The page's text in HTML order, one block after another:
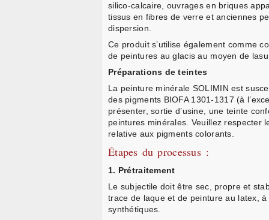
silico-calcaire, ouvrages en briques
tissus en fibres de verre et anciennes
dispersion.
Ce produit s’utilise également comme
de peintures au glacis au moyen de
Préparations de teintes
La peinture minérale SOLIMIN est
des pigments BIOFA 1301-1317 (à
présenter, sortie d’usine, une teinte
peintures minérales. Veuillez respecter
relative aux pigments colorants.
Étapes du processus :
1. Prétraitement
Le subjectile doit être sec, propre et
trace de laque et de peinture au latex, à
synthétiques.